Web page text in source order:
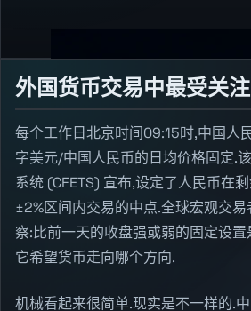
外国货币交易中最受关
每个工作日北京时间09:15时,中国人
字美元/中国人民币的日均价格固定.
系统 (CFETS) 宣布,设定了人民币在
±2%区间内交易的中点.全球宏观交
察:比前一天的收盘强或弱的固定设
它希望货币走向哪个方向.
机械看起来很简单.现实是不一样的.